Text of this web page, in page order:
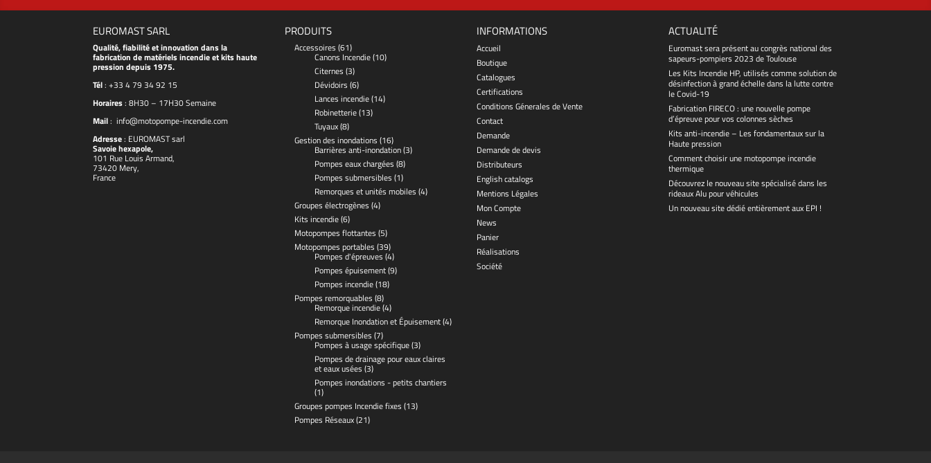
EUROMAST SARL
Qualité, fiabilité et innovation dans la
fabrication de matériels incendie et kits haute
pression depuis 1975.
Tél:+33 4 79 34 92 15
Horaires: 8H30 – 17H30 Semaine
Mail:info@motopompe-incendie.com
Adresse: EUROMASTsarl
Savoie hexapole,
101 Rue Louis Armand,
73420 Mery,
France
PRODUITS
Accessoires (61)
Canons Incendie(10)
Citernes (3)
Dévidoirs (6)
Lances incendie(14)
Robinetterie(13)
Tuyaux(8)
Gestion des inondations (16)
Barrières anti-inondation(3)
Pompes eaux chargées (8)
Pompes submersibles (1)
Remorques et unités mobiles (4)
Groupes électrogènes (4)
Kits incendie(6)
Motopompes flottantes (5)
Motopompes portables (39)
Pompes d'épreuves (4)
Pompes épuisement(9)
Pompes incendie(18)
Pompes remorquables (8)
Remorque incendie(4)
Remorque Inondation et Épuisement(4)
Pompes submersibles (7)
Pompes à usage spécifique(3)
Pompes de drainage pour eaux claires
et eaux usées (3)
Pompes inondations - petits chantiers
(1)
Groupes pompes Incendie fixes (13)
Pompes Réseaux(21)
INFORMATIONS
Accueil
Boutique
Catalogues
Certifications
Conditions Génerales de Vente
Contact
Demande
Demande de devis
Distributeurs
English catalogs
Mentions Légales
Mon Compte
News
Panier
Réalisations
Société
ACTUALITÉ
Euromast sera présent au congrès national des
sapeurs-pompiers 2023 de Toulouse
Les Kits Incendie HP, utilisés comme solution de
désinfection à grand échelle dans la lutte contre
le Covid-19
Fabrication FIRECO : une nouvelle pompe
d’épreuve pour vos colonnes sèches
Kits anti-incendie – Les fondamentaux sur la
Haute pression
Comment choisir une motopompe incendie
thermique
Découvrez le nouveau site spécialisé dans les
rideaux Alu pour véhicules
Un nouveau site dédié entièrement aux EPI !